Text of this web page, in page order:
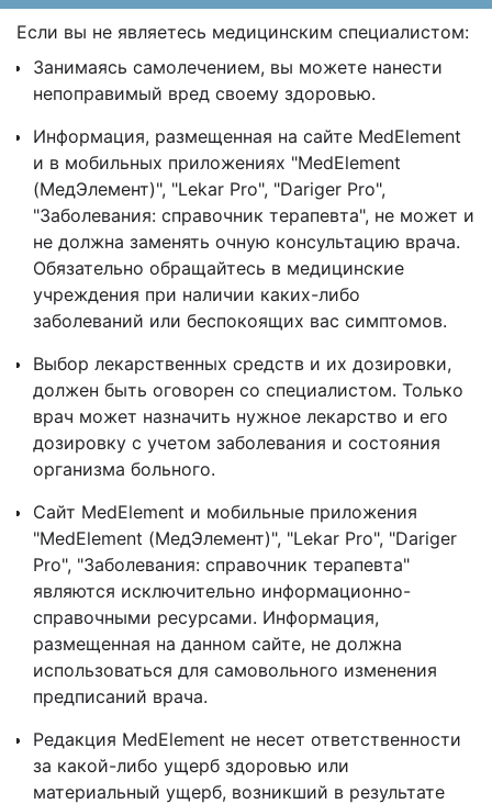
Если вы не являетесь медицинским специалистом:
Занимаясь самолечением, вы можете нанести
непоправимый вред своему здоровью.
Информация, размещенная на сайте MedElement
и в мобильных приложениях "MedElement
(МедЭлемент)", "Lekar Pro", "Dariger Pro",
"Заболевания: справочник терапевта", не может и
не должна заменять очную консультацию врача.
Обязательно обращайтесь в медицинские
учреждения при наличии каких-либо
заболеваний или беспокоящих вас симптомов.
Выбор лекарственных средств и их дозировки,
должен быть оговорен со специалистом. Только
врач может назначить нужное лекарство и его
дозировку с учетом заболевания и состояния
организма больного.
Сайт MedElement и мобильные приложения
"MedElement (МедЭлемент)", "Lekar Pro", "Dariger
Pro", "Заболевания: справочник терапевта"
являются исключительно информационно-
справочными ресурсами. Информация,
размещенная на данном сайте, не должна
использоваться для самовольного изменения
предписаний врача.
Редакция MedElement не несет ответственности
за какой-либо ущерб здоровью или
материальный ущерб, возникший в результате